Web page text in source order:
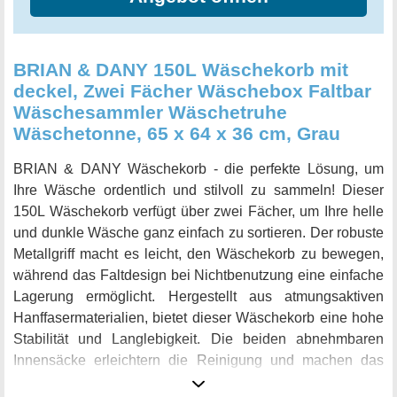
Er ist in sieben verschiedenen Farben erhältlich und passt
BRIAN & DANY 150L Wäschekorb mit
deckel, Zwei Fächer Wäschebox Faltbar
Wäschesammler Wäschetruhe
Wäschetonne, 65 x 64 x 36 cm, Grau
BRIAN & DANY Wäschekorb - die perfekte Lösung, um
Ihre Wäsche ordentlich und stilvoll zu sammeln! Dieser
150L Wäschekorb verfügt über zwei Fächer, um Ihre helle
und dunkle Wäsche ganz einfach zu sortieren. Der robuste
Metallgriff macht es leicht, den Wäschekorb zu bewegen,
während das Faltdesign bei Nichtbenutzung eine einfache
Lagerung ermöglicht. Hergestellt aus atmungsaktiven
Hanffasermaterialien, bietet dieser Wäschekorb eine hohe
Stabilität und Langlebigkeit. Die beiden abnehmbaren
Innensäcke erleichtern die Reinigung und machen das
Entfernen der Wäsche ein Kinderspiel. Mit einer Kapazität